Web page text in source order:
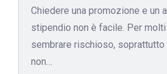
Chiedere una promozione e un
stipendio non è facile. Per
sembrare rischioso, soprattutto
non…